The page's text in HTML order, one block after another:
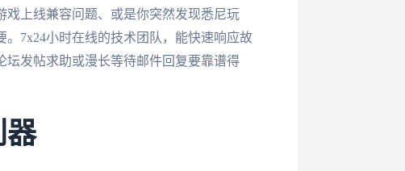
上线兼容问题、或是你突然发现悉尼玩
。7x24小时在线的技术团队，能快速响应故
坛发帖求助或漫长等待邮件回复要靠谱得
器